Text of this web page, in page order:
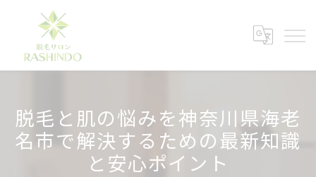
脱毛と肌の悩みを神奈川県海老
名市で解決するための最新知識
と安心ポイント